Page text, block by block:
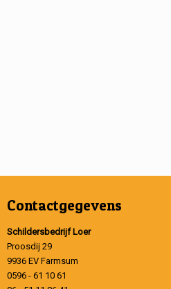
Contactgegevens
Schildersbedrijf Loer
Proosdij 29
9936 EV Farmsum
0596 - 61 10 61